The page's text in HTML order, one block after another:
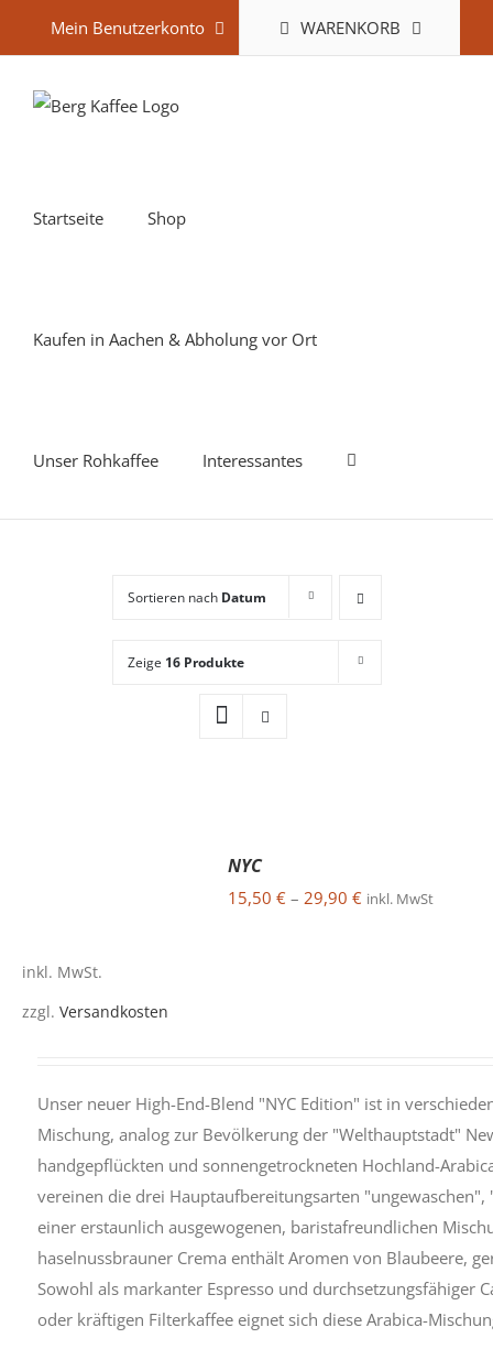
Mein Benutzerkonto WARENKORB
Startseite Shop
Kaufen in Aachen & Abholung vor Ort
Unser Rohkaffee Interessantes
Sortieren nach Datum
Zeige 16 Produkte
MEHRERE
AUF.
AUF
DER
PRODUKTSEITE
GEWÄHLT
WERDEN
NYC
15,50 €– 29,90 € inkl. MwSt
inkl. MwSt.
zzgl. Versandkosten
Unser neuer High-End-Blend "NYC Edition" ist in
Mischung, analog zur Bevölkerung der "Welthauptstadt"
handgepflückten und sonnengetrockneten Hochland-
vereinen die drei Hauptaufbereitungsarten
einer erstaunlich ausgewogenen, baristafreundlichen
haselnussbrauner Crema enthält Aromen von Blaubeere,
Sowohl als markanter Espresso und durchsetzungsfähiger
oder kräftigen Filterkaffee eignet sich diese Arabica-